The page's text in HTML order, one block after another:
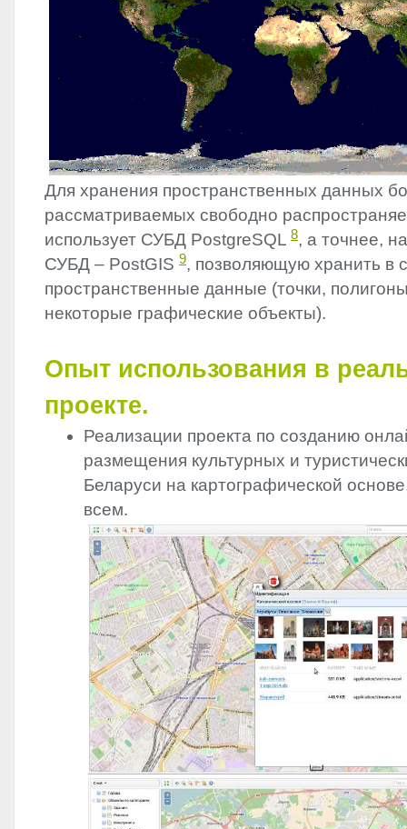
Для хранения пространственных данных
рассматриваемых свободно
использует СУБД PostgreSQL 8, а точнее,
СУБД – PostGIS 9, позволяющую хранить в
пространственные данные (точки,
некоторые графические объекты).
Опыт использования в
проекте.
Реализации проекта по созданию
размещения культурных и
Беларуси на картографической
всем.